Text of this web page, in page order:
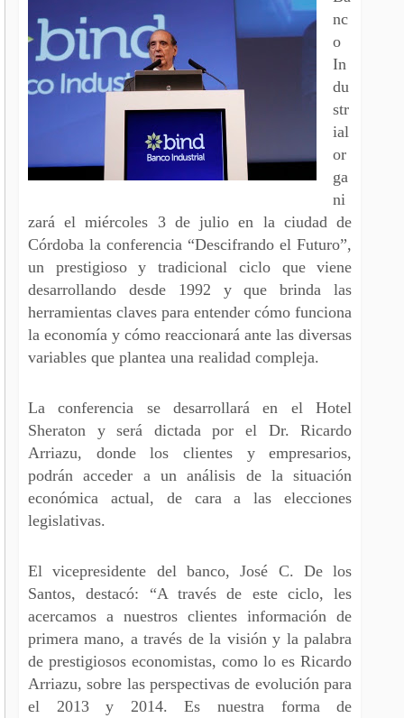
nc
o
In
du
str
ial
or
ga
ni
zará el miércoles 3 de julio en la ciudad de
Córdoba la conferencia “Descifrando el Futuro”,
un prestigioso y tradicional ciclo que viene
desarrollando desde 1992 y que brinda las
herramientas claves para entender cómo funciona
la economía y cómo reaccionará ante las diversas
variables que plantea una realidad compleja.
La conferencia se desarrollará en el Hotel
Sheraton y será dictada por el Dr. Ricardo
Arriazu, donde los clientes y empresarios,
podrán acceder a un análisis de la situación
económica actual, de cara a las elecciones
legislativas.
El vicepresidente del banco, José C. De los
Santos, destacó: “A través de este ciclo, les
acercamos a nuestros clientes información de
primera mano, a través de la visión y la palabra
de prestigiosos economistas, como lo es Ricardo
Arriazu, sobre las perspectivas de evolución para
el 2013 y 2014. Es nuestra forma de